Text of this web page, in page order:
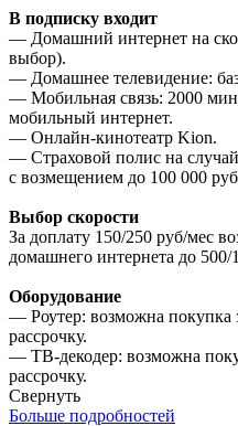
В подписку входит
— Домашний интернет на
выбор).
— Домашнее телевидение:
— Мобильная связь: 2000
мобильный интернет.
— Онлайн-кинотеатр Kion.
— Страховой полис на
с возмещением до 100 000
Выбор скорости
За доплату 150/250 руб/мес
домашнего интернета до 500/
Оборудование
— Роутер: возможна покупка
рассрочку.
— ТВ-декодер: возможна
рассрочку.
Свернуть
Больше подробностей